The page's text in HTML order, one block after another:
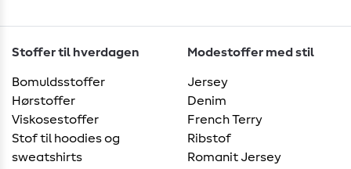
Stoffer til hverdagen
Bomuldsstoffer
Hørstoffer
Viskosestoffer
Stof til hoodies og
sweatshirts
Modestoffer med stil
Jersey
Denim
French Terry
Ribstof
Romanit Jersey